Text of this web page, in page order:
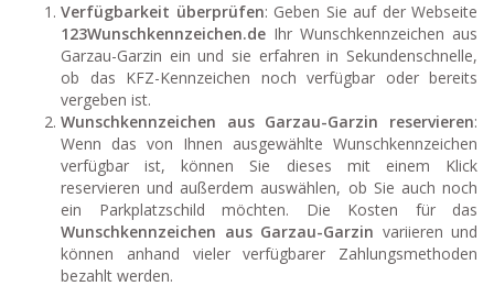
Verfügbarkeit überprüfen: Geben Sie auf der Webseite
123Wunschkennzeichen.de Ihr Wunschkennzeichen aus
Garzau-Garzin ein und sie erfahren in Sekundenschnelle,
ob das KFZ-Kennzeichen noch verfügbar oder bereits
vergeben ist.
Wunschkennzeichen aus Garzau-Garzin reservieren:
Wenn das von Ihnen ausgewählte Wunschkennzeichen
verfügbar ist, können Sie dieses mit einem Klick
reservieren und außerdem auswählen, ob Sie auch noch
ein Parkplatzschild möchten. Die Kosten für das
Wunschkennzeichen aus Garzau-Garzin variieren und
können anhand vieler verfügbarer Zahlungsmethoden
bezahlt werden.